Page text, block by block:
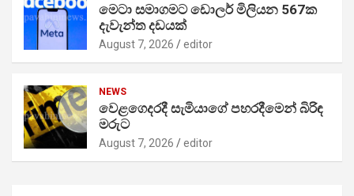
මෙටා සමාගමට ඩොලර් මිලියන 567ක
දැවැන්ත දඩයක්
August 7, 2026 editor
NEWS
වෙළගෙදරදී සැමියාගේ පහරදීමෙන් බිරිඳ
මරුට
August 7, 2026 editor